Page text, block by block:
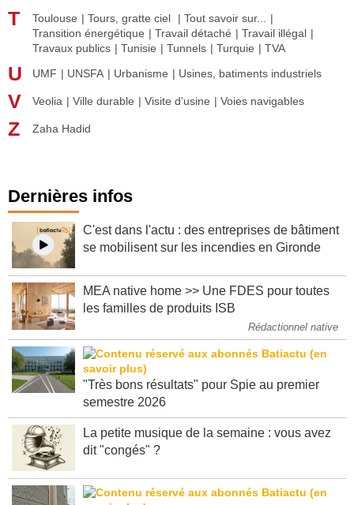
T Toulouse Tours, gratte ciel
Tout savoir sur...
Transition énergétique
Travail détaché
Travail illégal
Travaux publics
Tunisie Tunnels Turquie TVA
U UMF UNSFA Urbanisme Usines, batiments industriels
V Veolia Ville durable Visite d'usine Voies navigables
Z Zaha Hadid
Dernières infos
C'est dans l'actu : des entreprises de bâtiment
se mobilisent sur les incendies en Gironde
MEA native home >> Une FDES pour toutes
les familles de produits ISB
Rédactionnel native
"Très bons résultats" pour Spie au premier
semestre 2026
La petite musique de la semaine : vous avez
dit "congés" ?